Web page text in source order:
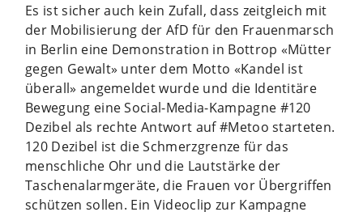
Es ist sicher auch kein Zufall, dass zeitgleich mit
der Mobilisierung der AfD für den Frauenmarsch
in Berlin eine Demonstration in Bottrop «Mütter
gegen Gewalt» unter dem Motto «Kandel ist
überall» angemeldet wurde und die Identitäre
Bewegung eine Social-Media-Kampagne #120
Dezibel als rechte Antwort auf #Metoo starteten.
120 Dezibel ist die Schmerzgrenze für das
menschliche Ohr und die Lautstärke der
Taschenalarmgeräte, die Frauen vor Übergriffen
schützen sollen. Ein Videoclip zur Kampagne